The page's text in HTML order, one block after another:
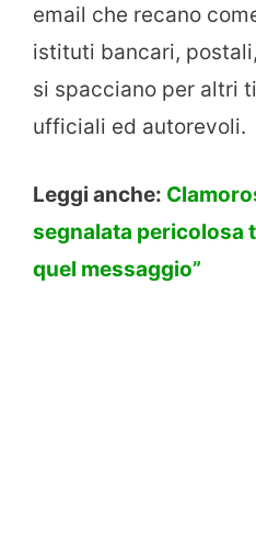
email che recano
istituti bancari,
si spacciano per altri
ufficiali ed autorevoli.
Leggi anche:
segnalata pericolosa
quel messaggio”